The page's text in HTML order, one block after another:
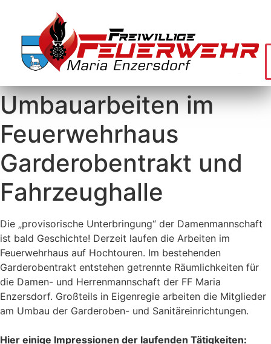
Umbauarbeiten im
Feuerwehrhaus
Garderobentrakt und
Fahrzeughalle
Die „provisorische Unterbringung“ der Damenmannschaft
ist bald Geschichte! Derzeit laufen die Arbeiten im
Feuerwehrhaus auf Hochtouren. Im bestehenden
Garderobentrakt entstehen getrennte Räumlichkeiten für
die Damen- und Herrenmannschaft der FF Maria
Enzersdorf. Großteils in Eigenregie arbeiten die Mitglieder
am Umbau der Garderoben- und Sanitäreinrichtungen.
Hier einige Impressionen der laufenden Tätigkeiten: